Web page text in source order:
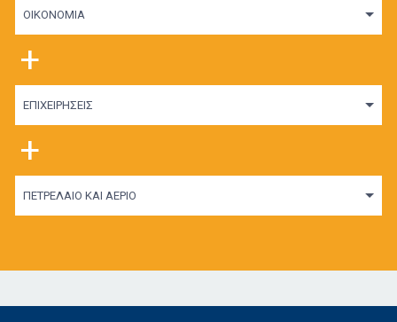
ΟΙΚΟΝΟΜΙΑ
+
ΕΠΙΧΕΙΡΗΣΕΙΣ
+
ΠΕΤΡΕΛΑΙΟ ΚΑΙ ΑΕΡΙΟ